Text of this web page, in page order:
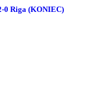
0 Riga (KONIEC)